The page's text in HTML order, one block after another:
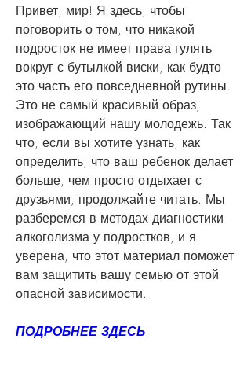
Привет, мир! Я здесь, чтобы
поговорить о том, что никакой
подросток не имеет права гулять
вокруг с бутылкой виски, как будто
это часть его повседневной рутины.
Это не самый красивый образ,
изображающий нашу молодежь. Так
что, если вы хотите узнать, как
определить, что ваш ребенок делает
больше, чем просто отдыхает с
друзьями, продолжайте читать. Мы
разберемся в методах диагностики
алкоголизма у подростков, и я
уверена, что этот материал поможет
вам защитить вашу семью от этой
опасной зависимости.
ПОДРОБНЕЕ ЗДЕСЬ